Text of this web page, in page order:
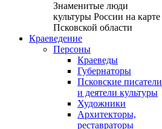
Знаменитые люди
культуры России на карте
Псковской области
Краеведение
Персоны
Краеведы
Губернаторы
Псковские писатели
и деятели культуры
Художники
Архитекторы,
реставраторы